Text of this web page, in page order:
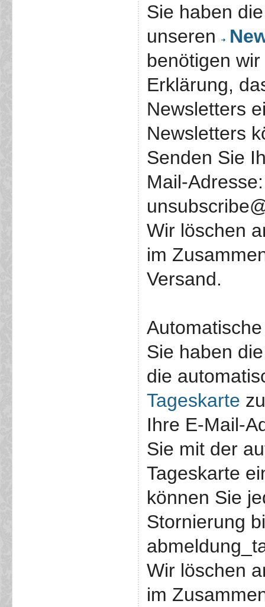
Sie haben
unseren
benötigen
Erklärung,
Newsletters
Newsletters
Senden Sie
Mail-Adresse:
Wir löschen
im
Versand.
Sie haben
die
Tageskarte
Ihre E-Mail-
Sie mit der
Tageskarte
können Sie
Stornierung
Wir löschen
im